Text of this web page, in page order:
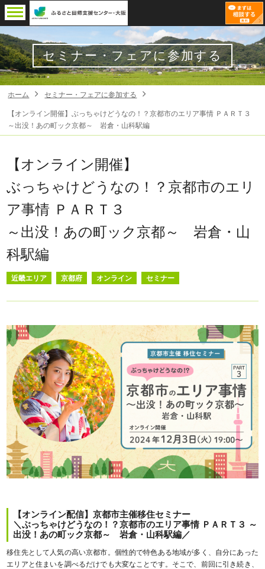
セミナー・フェアに参加する
ホーム セミナー・フェアに参加する
【オンライン開催】ぶっちゃけどうなの！？京都市のエリア事情 ＰＡＲＴ３
～出没！あの町ック京都～ 岩倉・山科駅編
【オンライン開催】
ぶっちゃけどうなの！？京都市のエリ
ア事情 ＰＡＲＴ３
～出没！あの町ック京都～ 岩倉・山
科駅編
近畿エリア 京都府 オンライン セミナー
【オンライン配信】京都市主催移住セミナー
＼ぶっちゃけどうなの！？京都市のエリア事情 ＰＡＲＴ３ ～
出没！あの町ック京都～ 岩倉・山科駅編／
移住先として人気の高い京都市。個性的で特色ある地域が多く、自分にあった
エリアと住まいを調べるだけでも大変なことです。そこで、前回に引き続き、